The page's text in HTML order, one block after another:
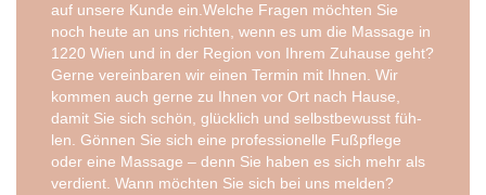
auf unse­re Kun­de ein.Welche Fra­gen möch­ten Sie
noch heu­te an uns rich­ten, wenn es um die Mas­sa­ge in
1220 Wien und in der Regi­on von Ihrem Zuhau­se geht?
Ger­ne ver­ein­ba­ren wir einen Ter­min mit Ihnen. Wir
kom­men auch ger­ne zu Ihnen vor Ort nach Hau­se,
damit Sie sich schön, glück­lich und selbst­be­wusst füh­
len. Gön­nen Sie sich eine pro­fes­sio­nel­le Fuß­pfle­ge
oder eine Mas­sa­ge – denn Sie haben es sich mehr als
ver­dient. Wann möch­ten Sie sich bei uns mel­den?